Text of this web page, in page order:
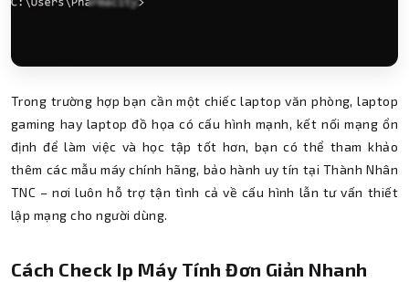
Trong trường hợp bạn cần một chiếc laptop văn phòng, laptop
gaming hay laptop đồ họa có cấu hình mạnh, kết nối mạng ổn
định để làm việc và học tập tốt hơn, bạn có thể tham khảo
thêm các mẫu máy chính hãng, bảo hành uy tín tại Thành Nhân
TNC – nơi luôn hỗ trợ tận tình cả về cấu hình lẫn tư vấn thiết
lập mạng cho người dùng.
Cách Check Ip Máy Tính Đơn Giản Nhanh